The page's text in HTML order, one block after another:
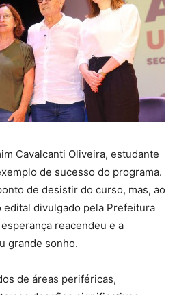
Cavalcanti Oliveira, estudante
de sucesso do programa.
de desistir do curso, mas, ao
divulgado pela Prefeitura
reacendeu e a
grande sonho.
de áreas periféricas,